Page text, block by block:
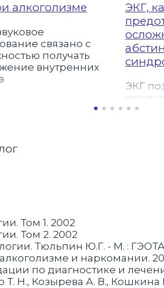
алкоголизме
связано с
получать
внутренних
ЭКГ,
ЭКГ
Том 1. 2002
Том 2. 2002
Тюльпин Ю.Г. - М. :
и наркомании.
по диагностике и
Н., Козырева А. В., Кошкина